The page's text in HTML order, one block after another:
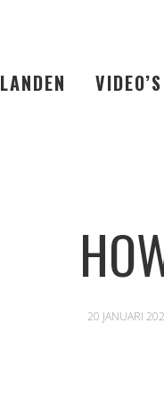
LANDEN VIDEO’S
20 JANUARI